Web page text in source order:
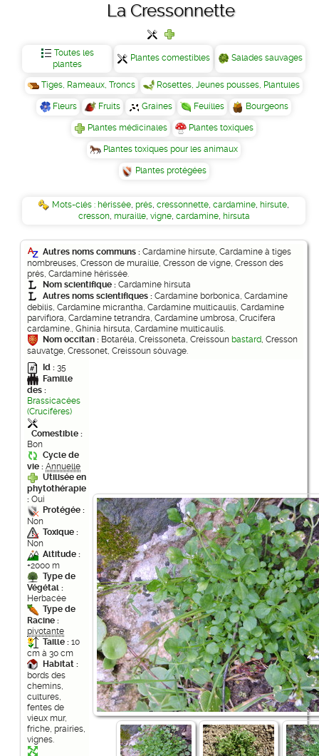
La Cressonnette
Toutes les
plantes
Plantes comestibles Salades sauvages
Tiges, Rameaux, Troncs Rosettes, Jeunes pousses, Plantules
Fleurs Fruits Graines Feuilles Bourgeons
Plantes médicinales Plantes toxiques
Plantes toxiques pour les animaux
Plantes protégées
Mots-clés : hérissée, prés, cressonnette, cardamine, hirsute,
cresson, muraille, vigne, cardamine, hirsuta
Autres noms communs : Cardamine hirsute, Cardamine à tiges
nombreuses, Cresson de muraille, Cresson de vigne, Cresson des
prés, Cardamine hérissée.
Nom scientifique : Cardamine hirsuta
Autres noms scientifiques : Cardamine borbonica, Cardamine
debilis, Cardamine micrantha, Cardamine multicaulis, Cardamine
parviflora, Cardamine tetrandra, Cardamine umbrosa, Crucifera
cardamine., Ghinia hirsuta, Cardamine multicaulis.
Nom occitan : Botaréla, Creissoneta, Creissoun bastard, Cresson
sauvatge, Cressonet, Creissoun sóuvage.
Id : 35
Famille
des :
Brassicacées
(Crucifères)
Comestible :
Bon
Cycle de
vie : Annuelle
Utilisée en
phytothérapie
: Oui
Protégée :
Non
Toxique :
Non
Altitude :
+2000 m
Type de
Végétal :
Herbacée
Type de
Racine :
pivotante
Taille : 10
cm à 30 cm
Habitat :
bords des
chemins,
cultures,
fentes de
vieux mur,
friche, prairies,
vignes.